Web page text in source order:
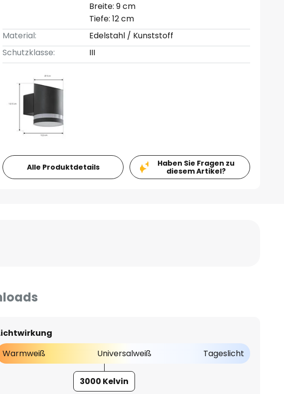
Breite: 9 cm
Tiefe: 12 cm
Material:
Edelstahl / Kunststoff
Schutzklasse:
III
Alle Produktdetails
Haben Sie Fragen zu
diesem Artikel?
Warmweiß
Universalweiß Tageslicht
3000 Kelvin